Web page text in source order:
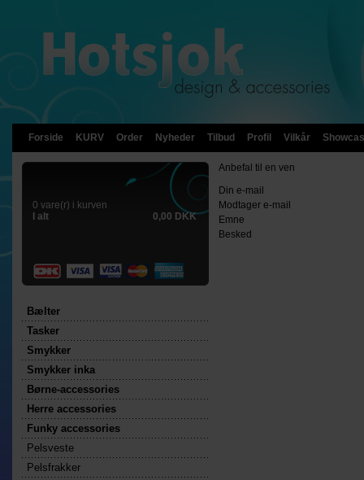
Forside KURV Order Nyheder Tilbud Profil Vilkår
0 vare(r) i kurven
I alt
0,00 DKK
Bælter
Tasker
Smykker
Smykker inka
Børne-accessories
Herre accessories
Funky accessories
Pelsveste
Pelsfrakker
Anbefal til en ven
Din e-mail
Modtager e-mail
Emne
Besked